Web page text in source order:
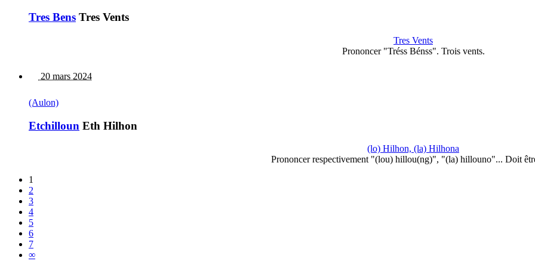
Tres Bens Tres Vents
Tres Vents
Prononcer "Tréss Bénss". Trois vents.
20 mars 2024
(Aulon)
Etchilloun Eth Hilhon
(lo) Hilhon, (la) Hilhona
Prononcer respectivement "(lou) hillou(ng)", "(la) hillouno"... Doit
1
2
3
4
5
6
7
∞